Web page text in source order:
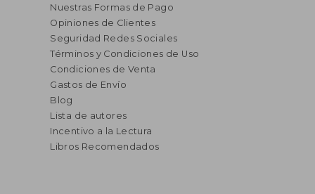
Nuestras Formas de Pago
Opiniones de Clientes
Seguridad Redes Sociales
Términos y Condiciones de Uso
Condiciones de Venta
Gastos de Envío
Blog
Lista de autores
Incentivo a la Lectura
Libros Recomendados